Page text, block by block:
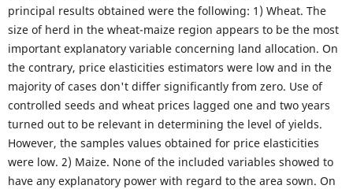
principal results obtained were the following: 1) Wheat. The
size of herd in the wheat-maize region appears to be the most
important explanatory variable concerning land allocation. On
the contrary, price elasticities estimators were low and in the
majority of cases don't differ significantly from zero. Use of
controlled seeds and wheat prices lagged one and two years
turned out to be relevant in determining the level of yields.
However, the samples values obtained for price elasticities
were low. 2) Maize. None of the included variables showed to
have any explanatory power with regard to the area sown. On